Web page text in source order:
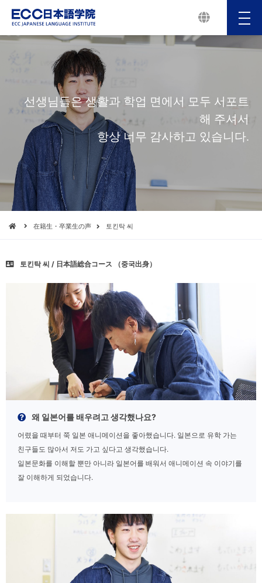
メ
ニ
ュ
선생님들은 생활과 학업 면에서 모두 서포트
해 주셔서
항상 너무 감사하고 있습니다.
在籍生・卒業生の声 토킨탁 씨
토킨탁 씨 / 日本語総合コース （중국出身）
왜 일본어를 배우려고 생각했나요?
어렸을 때부터 쭉 일본 애니메이션을 좋아했습니다. 일본으로 유학 가는
친구들도 많아서 저도 가고 싶다고 생각했습니다.
일본문화를 이해할 뿐만 아니라 일본어를 배워서 애니메이션 속 이야기를
잘 이해하게 되었습니다.